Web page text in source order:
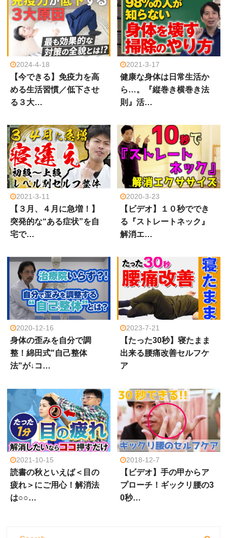
2024-4-18
【今できる】免疫力を高
める生活習慣／低下させ
る３大…
2021-3-17
健康な身体は日常生活か
ら…。『縦巻き横巻き法
則』活…
2021-3-11
【３月、４月に急増！】
突発的な“ある症状”を自
宅で…
2020-3-23
【ビデオ】１０秒ででき
る『ストレートネック』
解消エ…
2020-12-16
身体の歪みを自分で調
整！綿田式"自己整体
法"が↓コ…
2023-7-21
【たった30秒】寝たまま
出来る腰痛改善セルフケ
ア
2021-10-15
読書の秋といえば＜目の
疲れ＞にご用心！解消法
は○○…
2018-12-7
【ビデオ】手の甲からア
プローチ！ギックリ腰の3
0秒…